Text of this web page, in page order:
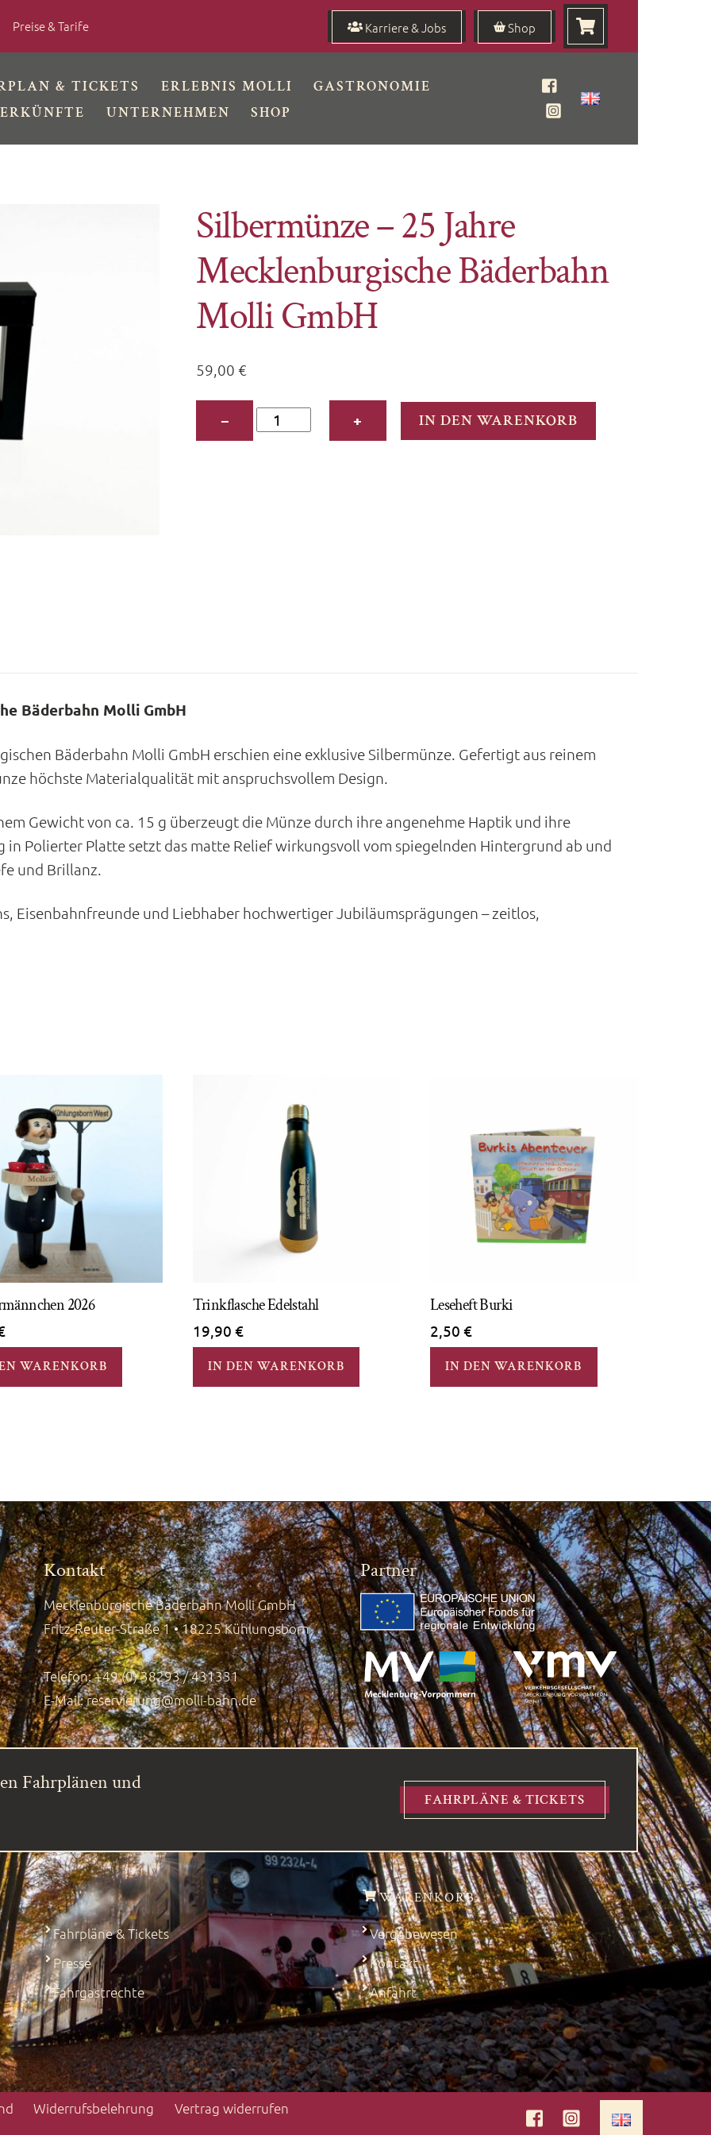
Preise & Tarife Karriere & Jobs Shop
& TICKETS ERLEBNIS MOLLI
GASTRONOMIE
UNTERNEHMEN SHOP
Facebook
Instagram
Silbermünze – 25 Jahre
Mecklenburgische Bäderbahn
Molli GmbH
59,00€
−
Silbermünze
–
+ IN DEN WARENKORB
Bäderbahn Molli GmbH
Bäderbahn Molli GmbH erschien eine exklusive Silbermünze. Gefertigt aus reinem
höchste Materialqualität mit anspruchsvollem Design.
Gewicht von ca. 15 g überzeugt die Münze durch ihre angenehme Haptik und ihre
Polierter Platte setzt das matte Relief wirkungsvoll vom spiegelnden Hintergrund ab und
und Brillanz.
Eisenbahnfreunde und Liebhaber hochwertiger Jubiläumsprägungen – zeitlos,
2026
WARENKORB
Trinkflasche Edelstahl
19,90 €
IN DEN WARENKORB
Leseheft Burki
2,50 €
IN DEN WARENKORB
Kontakt
Mecklenburgische Bäderbahn Molli GmbH
Fritz-Reuter-Straße 1 • 18225 Kühlungsborn
Telefon: +49 (0) 38293 / 431331
E-Mail:reservierung@molli-bahn.de
Partner
Fahrplänen und
FAHRPLÄNE & TICKETS
WARENKORB
Fahrpläne & Tickets
Presse
Fahrgastrechte
Vergabewesen
Kontakt
Anfahrt
Widerrufs­belehrung
Vertrag widerrufen